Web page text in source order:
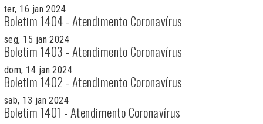
ter, 16 jan 2024
Boletim 1404 - Atendimento Coronavírus
seg, 15 jan 2024
Boletim 1403 - Atendimento Coronavírus
dom, 14 jan 2024
Boletim 1402 - Atendimento Coronavírus
sab, 13 jan 2024
Boletim 1401 - Atendimento Coronavírus